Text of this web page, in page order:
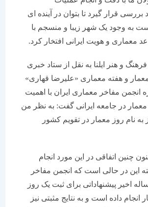
قرار گیرد تا بتوان در آینده ای
وجود یک شهر زیبا و منسجم با
و هویت ایرانی افتخار کرد.
هنر ایلنا به نقل از ستاد خبری
هفته معماری «علیرضا قهاری»
مفاخر معماری ایران با اهمیت
جامعه ایرانی گفت: به نظر من
روز معمار در تقویم کشور
اتفاقی در این مورد انجام
در حالی است که انجمن مفاخر
پیشنهاداتی برای ثبت یک روز
داده است و به نتایج مثبتی نیز